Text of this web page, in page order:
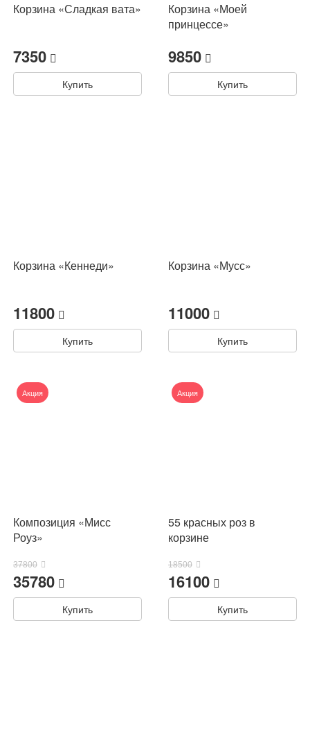
Корзина «Сладкая вата»
7350
Купить
Корзина «Моей
принцессе»
9850
Купить
Корзина «Кеннеди»
11800
Купить
Корзина «Мусс»
11000
Купить
Композиция «Мисс
Роуз»
37800
35780
Купить
Акция
55 красных роз в
корзине
18500
16100
Купить
Акция